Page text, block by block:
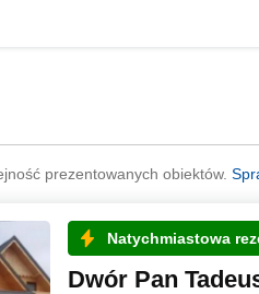
prezentowanych obiektów.
Natychmiastowa
Dwór Pan